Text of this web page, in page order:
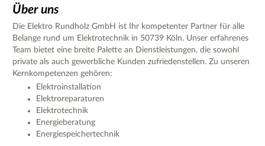
Über uns
Die Elektro Rundholz GmbH ist Ihr kompetenter Partner für alle
Belange rund um Elektrotechnik in 50739 Köln. Unser erfahrenes
Team bietet eine breite Palette an Dienstleistungen, die sowohl
private als auch gewerbliche Kunden zufriedenstellen. Zu unseren
Kernkompetenzen gehören:
Elektroinstallation
Elektroreparaturen
Elektrotechnik
Energieberatung
Energiespeichertechnik